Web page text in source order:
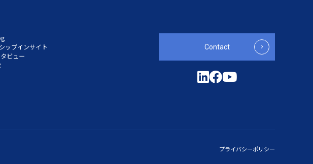
ップインサイト
ビュー
Contact
プライバシーポリシー